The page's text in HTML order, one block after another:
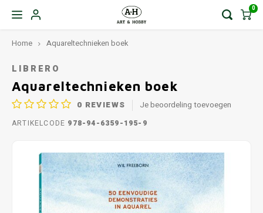
0
Home Aquareltechnieken boek
LIBRERO
Aquareltechnieken boek
0 REVIEWS Je beoordeling toevoegen
ARTIKELCODE 978-94-6359-195-9